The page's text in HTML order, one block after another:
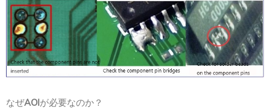
なぜAOIが必要なのか？